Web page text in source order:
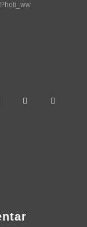
Photi_ww